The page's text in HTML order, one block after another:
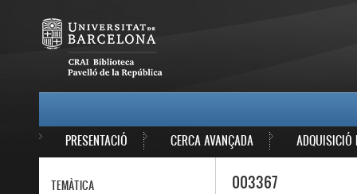
PRESENTACIÓ CERCA AVANÇADA ADQUISICIÓ
003367
TEMÀTICA